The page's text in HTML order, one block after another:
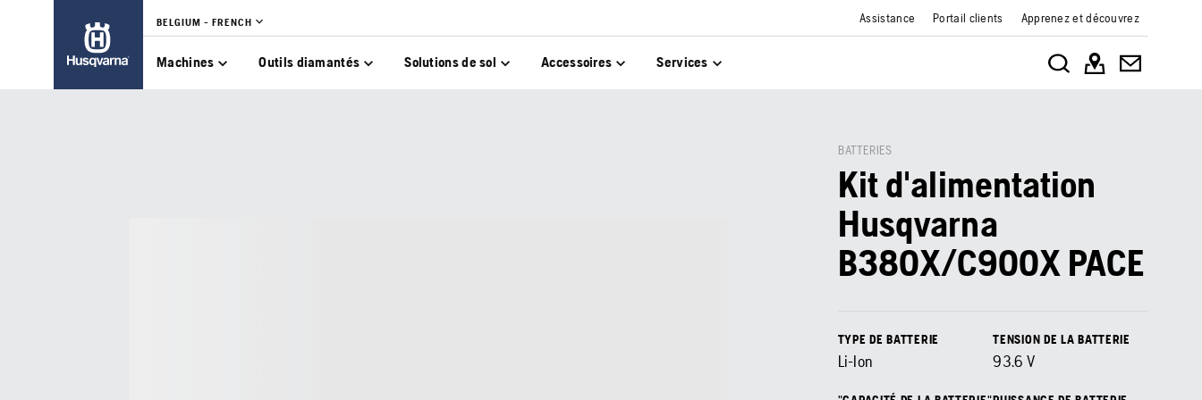
BELGIUM - FRENCH Assistance Portail clients Apprenez et découvrez
Machines Outils diamantés Solutions de sol Accessoires Services
BATTERIES
Kit d'alimentation
Husqvarna
B380X/C900X PACE
TYPE DE BATTERIE
Li-Ion
TENSION DE LA BATTERIE
93.6 V